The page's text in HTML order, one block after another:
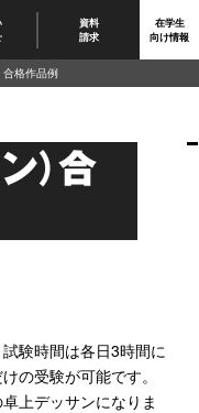
資料
請求
在学生
向け情報
）合
験時間は各日3時間に
の受験が可能です。
上デッサンになりま
格作品例